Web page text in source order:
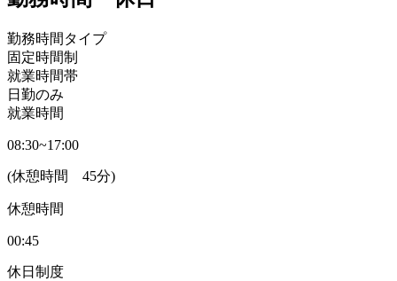
勤務時間タイプ
固定時間制
就業時間帯
日勤のみ
就業時間
08:30~17:00
(休憩時間 45分)
休憩時間
00:45
休日制度